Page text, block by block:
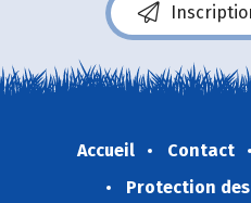
Accueil Contact
Protection